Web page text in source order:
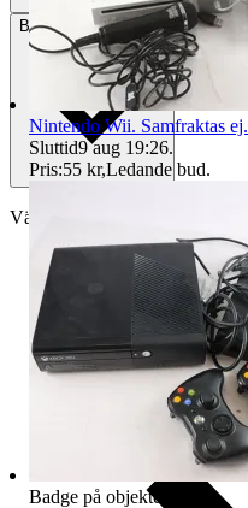
Betalning Via Tradera
Välj till köparskydd
Nintendo Wii. Samfraktas ej.
Sluttid9 aug 19:26.
Pris:55 kr,Ledande bud.
Badge på objektet: